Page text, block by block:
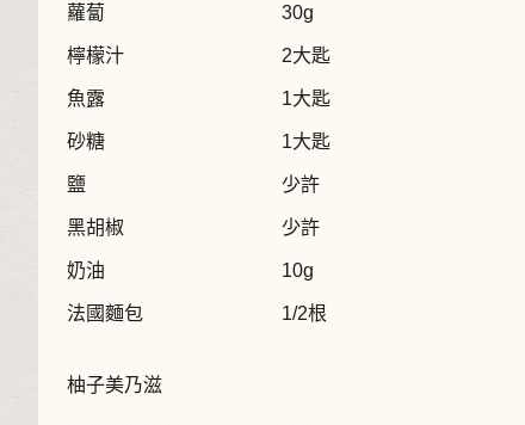
蘿蔔 30g
檸檬汁 2大匙
魚露 1大匙
砂糖 1大匙
鹽 少許
黑胡椒 少許
奶油 10g
法國麵包 1/2根
柚子美乃滋